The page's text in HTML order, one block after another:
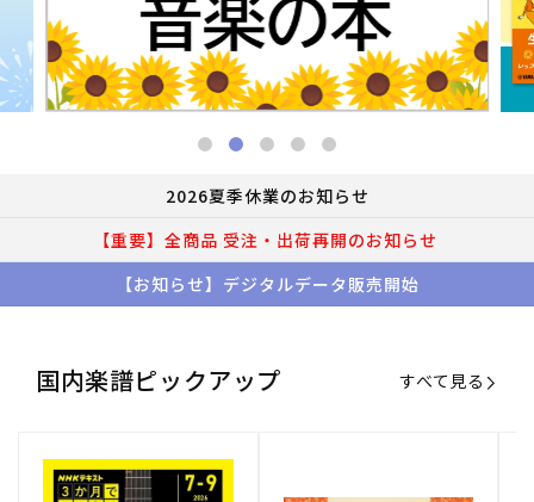
2026夏季休業のお知らせ
【重要】全商品 受注・出荷再開のお知らせ
【お知らせ】デジタルデータ販売開始
国内楽譜ピックアップ すべて見る